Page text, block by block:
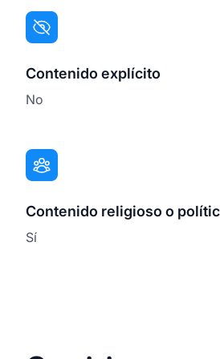
Contenido explícito
No
Contenido religioso o
Sí